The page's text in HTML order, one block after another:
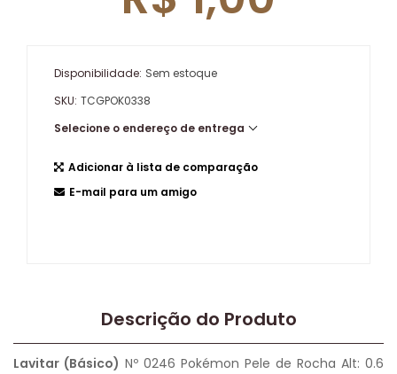
Disponibilidade: Sem estoque
SKU: TCGPOK0338
Selecione o endereço de entrega
Adicionar à lista de comparação
E-mail para um amigo
Descrição do Produto
Lavitar (Básico) Nº 0246 Pokémon Pele de Rocha Alt: 0.6